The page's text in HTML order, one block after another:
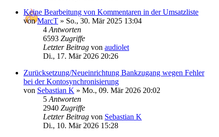
Keine Bearbeitung von Kommentaren in der Umsatzliste
vonMarcT » So., 30. Mär 2025 13:04
4 Antworten
6593 Zugriffe
Letzter Beitrag von audiolet
Di., 17. Mär 2026 20:26
Zurücksetzung/Neueinrichtung Bankzugang wegen Fehler
bei der Kontosynchronisierung
von Sebastian K » Mo., 09. Mär 2026 20:02
5 Antworten
2940 Zugriffe
Letzter Beitrag von Sebastian K
Di., 10. Mär 2026 15:28